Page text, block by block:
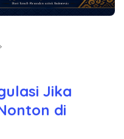
Jika
di